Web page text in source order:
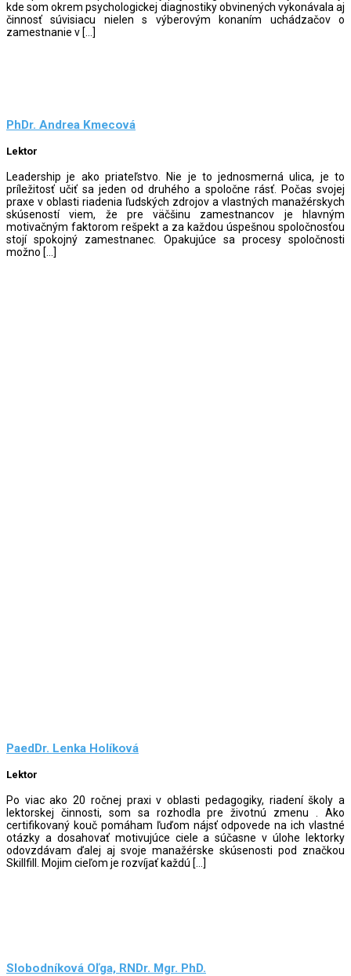
kde som okrem psychologickej diagnostiky obvinených vykonávala aj
činnosť súvisiacu nielen s výberovým konaním uchádzačov o
zamestnanie v […]
PhDr. Andrea Kmecová
Lektor
Leadership je ako priateľstvo. Nie je to jednosmerná ulica, je to
príležitosť učiť sa jeden od druhého a spoločne rásť. Počas svojej
praxe v oblasti riadenia ľudských zdrojov a vlastných manažérskych
skúseností viem, že pre väčšinu zamestnancov je hlavným
motivačným faktorom rešpekt a za každou úspešnou spoločnosťou
stojí spokojný zamestnanec. Opakujúce sa procesy spoločnosti
možno […]
PaedDr. Lenka Holíková
Lektor
Po viac ako 20 ročnej praxi v oblasti pedagogiky, riadení školy a
lektorskej činnosti, som sa rozhodla pre životnú zmenu . Ako
certifikovaný kouč pomáham ľuďom nájsť odpovede na ich vlastné
otázky a dosahovať motivujúce ciele a súčasne v úlohe lektorky
odovzdávam ďalej aj svoje manažérske skúsenosti pod značkou
Skillfill. Mojim cieľom je rozvíjať každú […]
Slobodníková Oľga, RNDr. Mgr. PhD.